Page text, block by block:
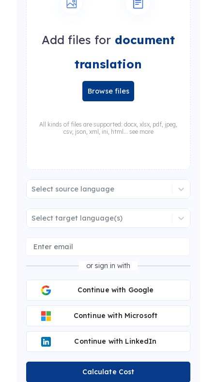
Add files for document
translation
Browse files
All kinds of files are supported: docx, xlsx, pdf, jpeg,
csv, json, xml, ini, html... see more
Select source language
Select target language(s)
or sign in with
Continue with Google
Continue with Microsoft
Continue with LinkedIn
Calculate Cost